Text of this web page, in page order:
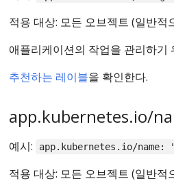
적용 대상: 모든 오브젝트 (일반적
애플리케이션의 작업을 관리하기
추천하는 레이블을 확인한다.
app.kubernetes.io/
예시: app.kubernetes.io/name:
적용 대상: 모든 오브젝트 (일반적